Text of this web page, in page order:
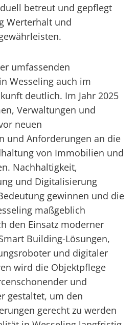
betreut und gepflegt
Werterhalt und
umfassenden
Wesseling auch im
deutlich. Im Jahr 2025
Verwaltungen und
neuen
und Anforderungen an die
von Immobilien und
Nachhaltigkeit,
und Digitalisierung
gewinnen und die
maßgeblich
den Einsatz moderner
Building-Lösungen,
und digitaler
wird die Objektpflege
und
gestaltet, um den
gerecht zu werden